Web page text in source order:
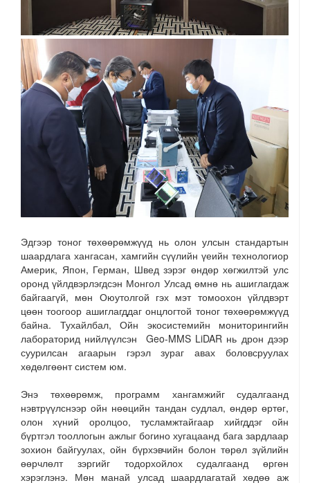
Эдгээр тоног төхөөрөмжүүд нь олон улсын стандартын
шаардлага хангасан, хамгийн сүүлийн үеийн технологиор
Америк, Япон, Герман, Швед зэрэг өндөр хөгжилтэй улс
оронд үйлдвэрлэгдсэн Монгол Улсад өмнө нь ашиглагдаж
байгаагүй, мөн Оюутолгой гэх мэт томоохон үйлдвэрт
цөөн тоогоор ашиглагддаг онцлогтой тоног төхөөрөмжүүд
байна. Тухайлбал, Ойн экосистемийн мониторингийн
лабораторид нийлүүлсэн Geo-MMS LiDAR нь дрон дээр
суурилсан агаарын гэрэл зураг авах боловсруулах
хөдөлгөөнт систем юм.
Энэ төхөөрөмж, программ хангамжийг судалгаанд
нэвтрүүлснээр ойн нөөцийн тандан судлал, өндөр өртөг,
олон хүний оролцоо, тусламжтайгаар хийгддэг ойн
бүртгэл тооллогын ажлыг богино хугацаанд бага зардлаар
зохион байгуулах, ойн бүрхэвчийн болон төрөл зүйлийн
өөрчлөлт зэргийг тодорхойлох судалгаанд өргөн
хэрэглэнэ. Мөн манай улсад шаардлагатай хөдөө аж